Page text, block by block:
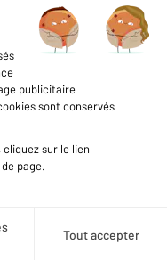
SABLONS,
de toutes
elle se
buanderie,